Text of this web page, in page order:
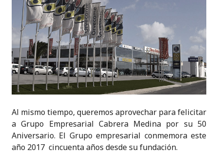
Al mismo tiempo, queremos aprovechar para felicitar
a Grupo Empresarial Cabrera Medina por su 50
Aniversario. El Grupo empresarial conmemora este
año 2017 cincuenta años desde su fundación.